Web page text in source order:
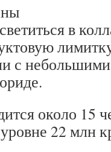
в
с
около 15
22 млн